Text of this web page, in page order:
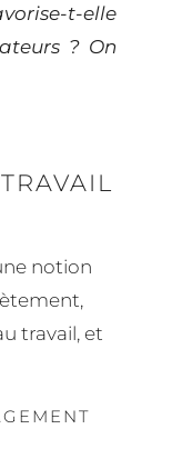
t-elle
? On
notion
travail, et